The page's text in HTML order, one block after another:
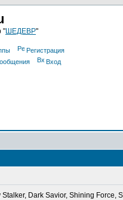
"ШЕДЕВР"
Регистрация
Вход
Dark Savior, Shining Force,